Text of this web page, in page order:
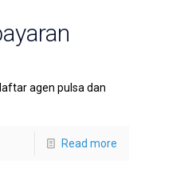
agen pulsa dan
Read more